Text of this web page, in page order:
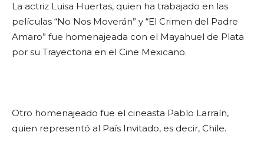
La actriz Luisa Huertas, quien ha trabajado en las
películas “No Nos Moverán” y “El Crimen del Padre
Amaro” fue homenajeada con el Mayahuel de Plata
por su Trayectoria en el Cine Mexicano.
Otro homenajeado fue el cineasta Pablo Larraín,
quien representó al País Invitado, es decir, Chile.